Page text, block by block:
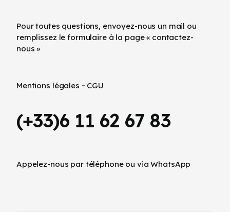
Pour toutes questions, envoyez-nous un mail ou
remplissez le formulaire à la page « contactez-
nous »
Mentions légales - CGU
(+33)6 11 62 67 83
Appelez-nous par téléphone ou via WhatsApp